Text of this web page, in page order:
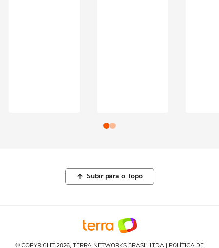
Subir para o Topo
© COPYRIGHT 2026, TERRA NETWORKS BRASIL LTDA | POLÍTICA DE